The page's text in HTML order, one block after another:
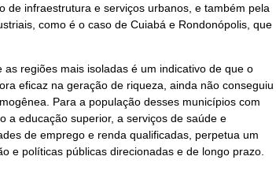
de infraestrutura e serviços urbanos, e também pela
como é o caso de Cuiabá e Rondonópolis, que
regiões mais isoladas é um indicativo de que o
eficaz na geração de riqueza, ainda não conseguiu
Para a população desses municípios com
a educação superior, a serviços de saúde e
de emprego e renda qualificadas, perpetua um
e políticas públicas direcionadas e de longo prazo.